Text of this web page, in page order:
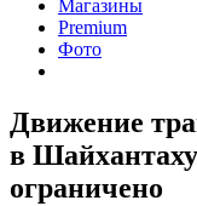
Магазины
Premium
Фото
Движение
в
ограничено